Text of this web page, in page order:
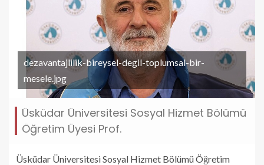
dezavantajlilik-bireysel-degil-toplumsal-bir-
mesele.jpg
Üsküdar Üniversitesi Sosyal Hizmet Bölümü
Öğretim Üyesi Prof.
Üsküdar Üniversitesi Sosyal Hizmet Bölümü Öğretim